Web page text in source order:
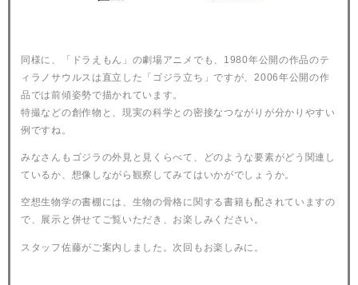
同様に、「ドラえもん」の劇場アニメでも、1980年公開の作品のテ
ィラノサウルスは直立した「ゴジラ立ち」ですが、2006年公開の作
品では前傾姿勢で描かれています。
特撮などの創作物と、現実の科学との密接なつながりが分かりやすい
例ですね。
みなさんもゴジラの外見と見くらべて、どのような要素がどう関連し
ているか、想像しながら観察してみてはいかがでしょうか。
空想生物学の書棚には、生物の骨格に関する書籍も配されていますの
で、展示と併せてご覧いただき、お楽しみください。
スタッフ佐藤がご案内しました。次回もお楽しみに。